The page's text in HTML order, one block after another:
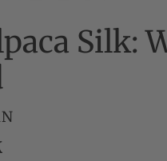
Silk: